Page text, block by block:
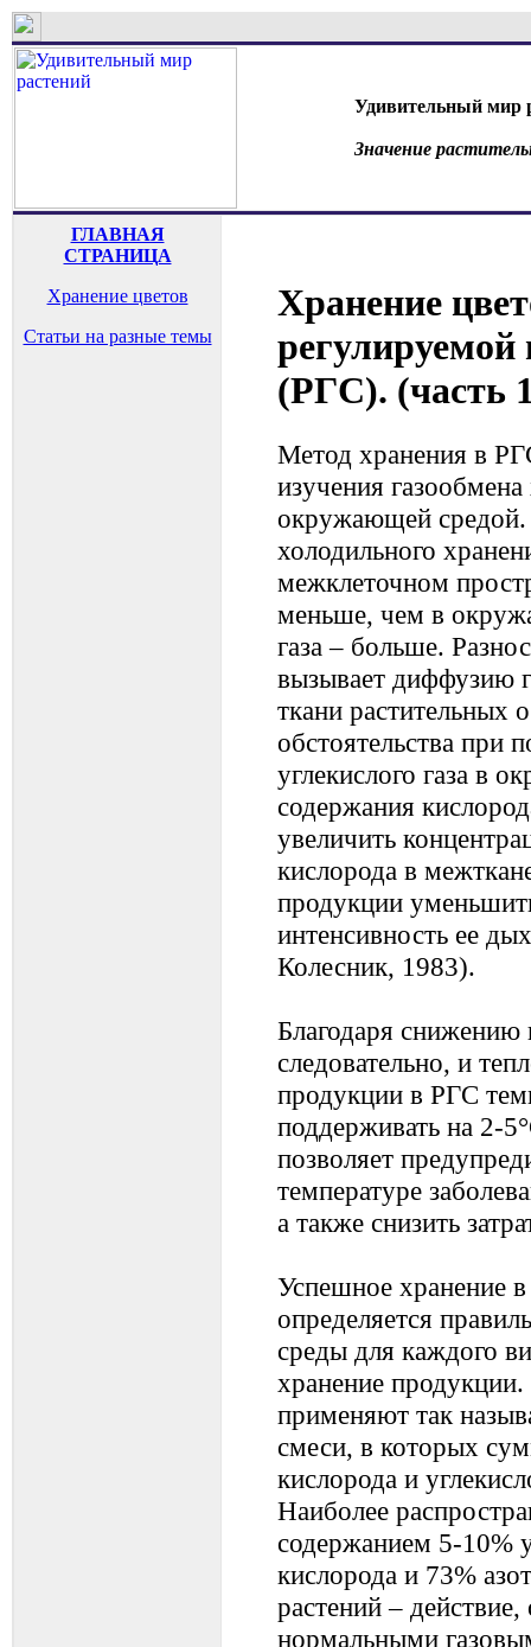
Удивительный мир
Значение
ГЛАВНАЯ
СТРАНИЦА
Хранение цветов
Статьи на разные темы
Хранение
регулируемой
(РГС). (часть
Метод хранения в
изучения
окружающей средой.
холодильного
межклеточном
меньше, чем в
газа – больше.
вызывает диффузию
ткани растительных
обстоятельства при
углекислого газа в
содержания
увеличить
кислорода в
продукции
интенсивность ее
Колесник, 1983).
Благодаря снижению
следовательно, и
продукции в РГС
поддерживать на 2-
позволяет
температуре
а также снизить
Успешное хранение
определяется
среды для каждого
хранение
применяют так
смеси, в которых
кислорода и
Наиболее
содержанием 5-10%
кислорода и 73%
растений –
нормальными